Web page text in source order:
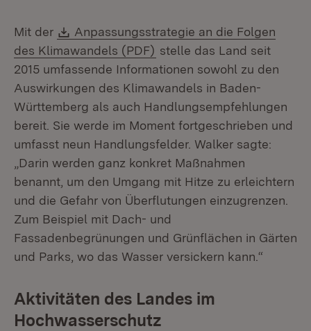
Mit der Download:
Anpassungsstrategie an die Folgen
des Klimawandels (PDF) (Öffnet in neuem Fenster)
stelle das Land seit
2015 umfassende Informationen sowohl zu den
Auswirkungen des Klimawandels in Baden-
Württemberg als auch Handlungsempfehlungen
bereit. Sie werde im Moment fortgeschrieben und
umfasst neun Handlungsfelder. Walker sagte:
„Darin werden ganz konkret Maßnahmen
benannt, um den Umgang mit Hitze zu erleichtern
und die Gefahr von Überflutungen einzugrenzen.
Zum Beispiel mit Dach- und
Fassadenbegrünungen und Grünflächen in Gärten
und Parks, wo das Wasser versickern kann.“
Aktivitäten des Landes im
Hochwasserschutz